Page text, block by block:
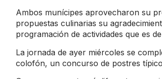
Ambos munícipes aprovecharon su
propuestas culinarias su
programación de actividades que es
La jornada de ayer miércoles se
colofón, un concurso de postres